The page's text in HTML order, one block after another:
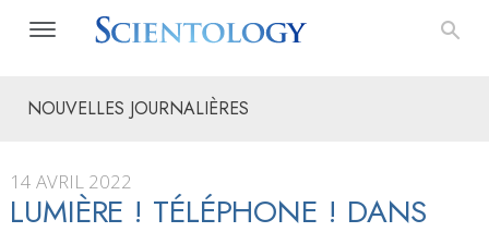
NOUVELLES JOURNALIÈRES
14 AVRIL 2022
LUMIÈRE ! TÉLÉPHONE ! DANS